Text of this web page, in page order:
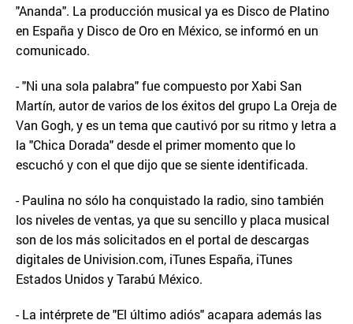
"Ananda". La producción musical ya es Disco de Platino
en España y Disco de Oro en México, se informó en un
comunicado.
- "Ni una sola palabra" fue compuesto por Xabi San
Martín, autor de varios de los éxitos del grupo La Oreja de
Van Gogh, y es un tema que cautivó por su ritmo y letra a
la "Chica Dorada" desde el primer momento que lo
escuchó y con el que dijo que se siente identificada.
- Paulina no sólo ha conquistado la radio, sino también
los niveles de ventas, ya que su sencillo y placa musical
son de los más solicitados en el portal de descargas
digitales de Univision.com, iTunes España, iTunes
Estados Unidos y Tarabú México.
- La intérprete de "El último adiós" acapara además las